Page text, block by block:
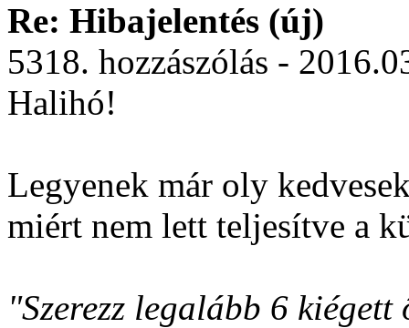
Re: Hibajelentés (új)
5318. hozzászólás -
Halihó!
Legyenek már oly
miért nem lett teljesítve a
"Szerezz legalább 6 kiégett